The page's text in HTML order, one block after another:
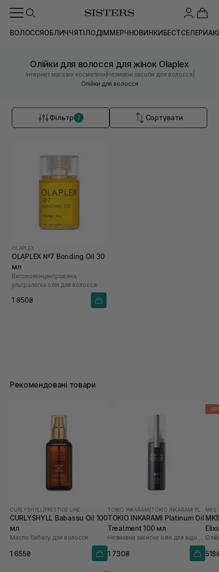
ВОЛОССЯОБЛИЧЧЯТІЛОДІММЕРЧНОВИНКИБЕСТСЕЛЕРИ
Олійки для волосся для жінок Olaplex
Інтернет магазин косметики |Незмивні засоби для волосся
Олійки для волосся
Фільтр 2 Сортувати
OLAPLEX
OLAPLEX №7 Bonding Oil 30
мл
Висококонцентрована,
ультралегка олія для волосся
1 850₴
Рекомендовані товари
CURLYSHYLL PRESTIGE LINE
CURLYSHYLL Babassu Oil 100
мл
Масло бабасу для волосся
1 655₴
TOKIO INKARAMI TOKIO INKARAMI PLATINUM
TOKIO INKARAMI Platinum Oil
Treatment 100 мл
Незмивна захисна олія для відновлення всіх типів волосся
1 730₴
-